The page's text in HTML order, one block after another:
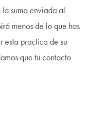
suma enviada al
menos de lo que has
esta practica de su
que tu contacto